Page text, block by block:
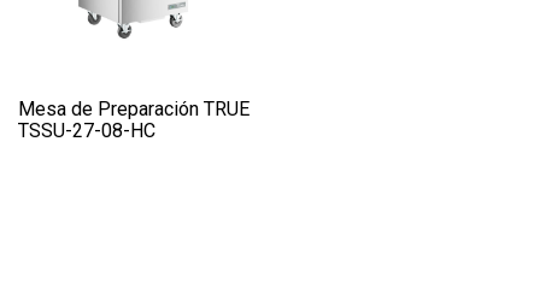
Mesa de Preparación TRUE
TSSU-27-08-HC